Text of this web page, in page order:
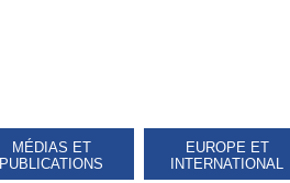
MÉDIAS ET
PUBLICATIONS
EUROPE ET
INTERNATIONAL